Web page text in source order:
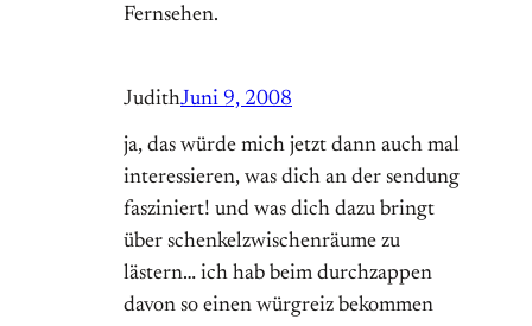
Fernsehen.
JudithJuni 9, 2008
ja, das würde mich jetzt dann auch mal
interessieren, was dich an der sendung
fasziniert! und was dich dazu bringt
über schenkelzwischenräume zu
lästern… ich hab beim durchzappen
davon so einen würgreiz bekommen